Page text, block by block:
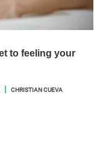
CHRISTIAN CUEVA